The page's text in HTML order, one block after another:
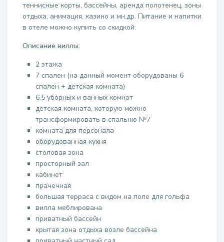
теннисные корты, бассейны, аренда полотенец, зоны
отдыха, анимация, казино и мн.др. Питание и напитки
в отеле можно купить со скидкой.
Описание виллы:
2 этажа
7 спален (на данный момент оборудованы 6
спален + детская комната)
6,5 уборных и ванных комнат
детская комната, которую можно
трансформировать в спальню №7
комната для персонала
оборудованная кухня
столовая зона
просторный зал
кабинет
прачечная
большая терраса с видом на поле для гольфа
вилла меблирована
приватный бассейн
крытая зона отдыха возле бассейна